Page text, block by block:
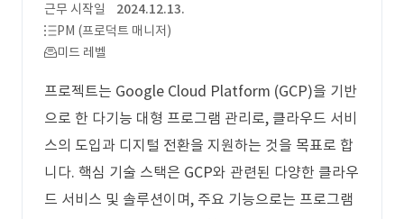
근무 시작일
2024.12.13.
PM (프로덕트 매니저)
미드 레벨
프로젝트는 Google Cloud Platform (GCP)을 기반
으로 한 다기능 대형 프로그램 관리로, 클라우드 서비
스의 도입과 디지털 전환을 지원하는 것을 목표로 합
니다. 핵심 기술 스택은 GCP와 관련된 다양한 클라우
드 서비스 및 솔루션이며, 주요 기능으로는 프로그램